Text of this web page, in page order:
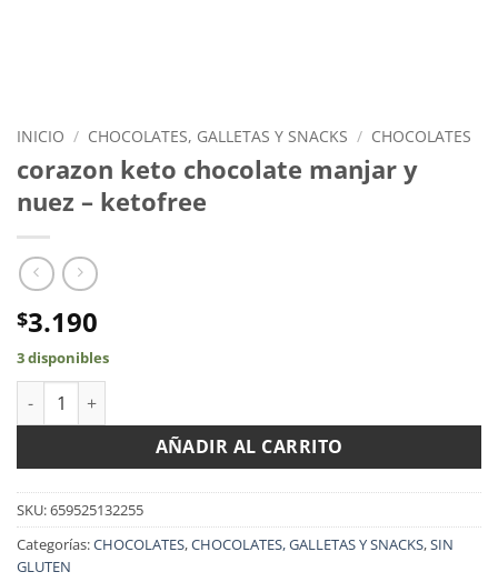
INICIO / CHOCOLATES, GALLETAS Y SNACKS / CHOCOLATES
corazon keto chocolate manjar y
nuez – ketofree
$3.190
3 disponibles
corazon keto chocolate manjar y nuez - ketofree cantidad
AÑADIR AL CARRITO
SKU:659525132255
Categorías:CHOCOLATES,CHOCOLATES, GALLETAS Y SNACKS,SIN
GLUTEN